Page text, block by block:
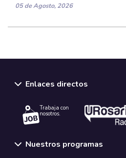
05 de Agosto, 2026
Enlaces directos
Trabaja con
nosotros.
Nuestros programas